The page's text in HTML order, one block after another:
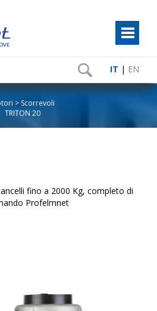
Scorrevoli
TRITON 20
fino a 2000 Kg, completo di
Profelmnet
IT | EN